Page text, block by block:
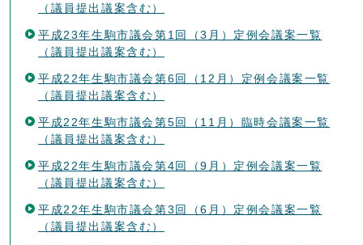
（議員提出議案含む）
平成23年生駒市議会第1回（3月）定例会議案一覧
（議員提出議案含む）
平成22年生駒市議会第6回（12月）定例会議案一覧
（議員提出議案含む）
平成22年生駒市議会第5回（11月）臨時会議案一覧
（議員提出議案含む）
平成22年生駒市議会第4回（9月）定例会議案一覧
（議員提出議案含む）
平成22年生駒市議会第3回（6月）定例会議案一覧
（議員提出議案含む）